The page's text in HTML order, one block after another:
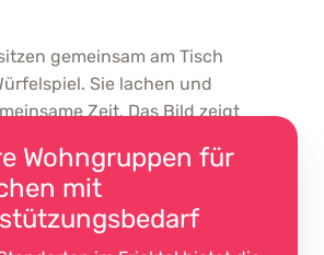
Wohngruppen für
mit